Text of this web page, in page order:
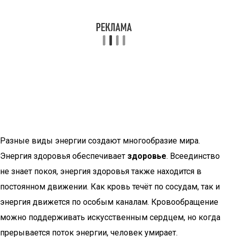
Разные виды энергии создают многообразие мира.
Энергия здоровья обеспечивает здоровье. Всеединство
не знает покоя, энергия здоровья также находится в
постоянном движении. Как кровь течёт по сосудам, так и
энергия движется по особым каналам. Кровообращение
можно поддерживать искусственным сердцем, но когда
прерывается поток энергии, человек умирает.